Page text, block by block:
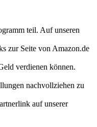
teil. Auf unseren
zur Seite von Amazon.de
verdienen können.
nachvollziehen zu
auf unserer